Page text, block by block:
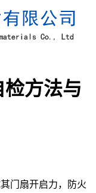
检方法与
门扇开启力，防火